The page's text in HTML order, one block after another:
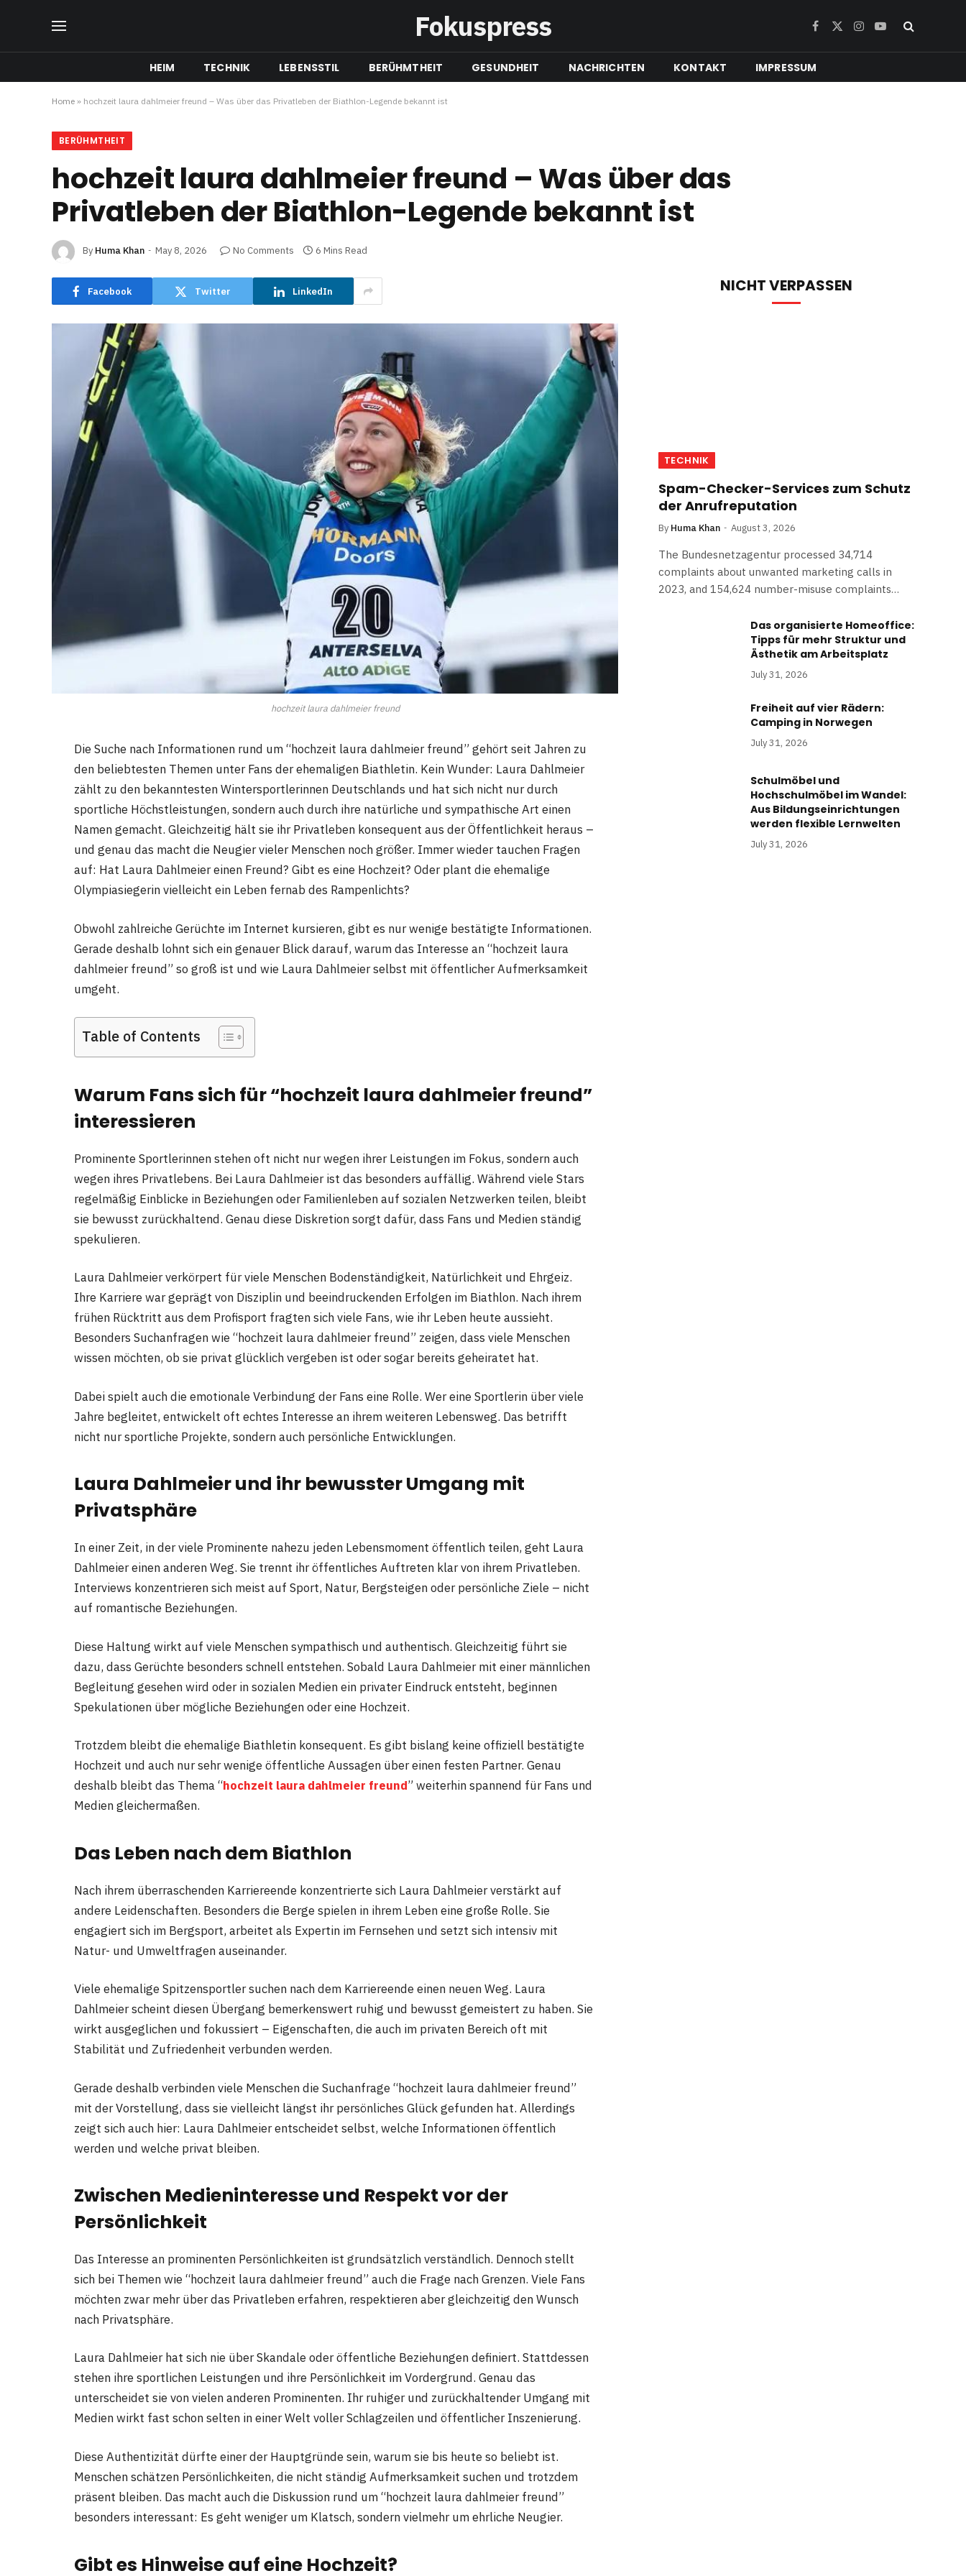
Fokuspress Facebook
X
Instagram
YouTube
HEIM TECHNIK LEBENSSTIL BERÜHMTHEIT GESUNDHEIT NACHRICHTEN KONTAKT IMPRESSUM
Home » hochzeit laura dahlmeier freund – Was über das Privatleben der Biathlon-Legende bekannt ist
BERÜHMTHEIT
hochzeit laura dahlmeier freund – Was über das
Privatleben der Biathlon-Legende bekannt ist
By Huma Khan May 8, 2026 No Comments 6 Mins Read
Facebook Twitter LinkedIn
hochzeit laura dahlmeier freund
Die Suche nach Informationen rund um “hochzeit laura dahlmeier freund” gehört seit Jahren zu
den beliebtesten Themen unter Fans der ehemaligen Biathletin. Kein Wunder: Laura Dahlmeier
zählt zu den bekanntesten Wintersportlerinnen Deutschlands und hat sich nicht nur durch
sportliche Höchstleistungen, sondern auch durch ihre natürliche und sympathische Art einen
Namen gemacht. Gleichzeitig hält sie ihr Privatleben konsequent aus der Öffentlichkeit heraus –
und genau das macht die Neugier vieler Menschen noch größer. Immer wieder tauchen Fragen
auf: Hat Laura Dahlmeier einen Freund? Gibt es eine Hochzeit? Oder plant die ehemalige
Olympiasiegerin vielleicht ein Leben fernab des Rampenlichts?
Obwohl zahlreiche Gerüchte im Internet kursieren, gibt es nur wenige bestätigte Informationen.
Gerade deshalb lohnt sich ein genauer Blick darauf, warum das Interesse an “hochzeit laura
dahlmeier freund” so groß ist und wie Laura Dahlmeier selbst mit öffentlicher Aufmerksamkeit
umgeht.
Table of Contents
Warum Fans sich für “hochzeit laura dahlmeier freund”
interessieren
Prominente Sportlerinnen stehen oft nicht nur wegen ihrer Leistungen im Fokus, sondern auch
wegen ihres Privatlebens. Bei Laura Dahlmeier ist das besonders auffällig. Während viele Stars
regelmäßig Einblicke in Beziehungen oder Familienleben auf sozialen Netzwerken teilen, bleibt
sie bewusst zurückhaltend. Genau diese Diskretion sorgt dafür, dass Fans und Medien ständig
spekulieren.
Laura Dahlmeier verkörpert für viele Menschen Bodenständigkeit, Natürlichkeit und Ehrgeiz.
Ihre Karriere war geprägt von Disziplin und beeindruckenden Erfolgen im Biathlon. Nach ihrem
frühen Rücktritt aus dem Profisport fragten sich viele Fans, wie ihr Leben heute aussieht.
Besonders Suchanfragen wie “hochzeit laura dahlmeier freund” zeigen, dass viele Menschen
wissen möchten, ob sie privat glücklich vergeben ist oder sogar bereits geheiratet hat.
Dabei spielt auch die emotionale Verbindung der Fans eine Rolle. Wer eine Sportlerin über viele
Jahre begleitet, entwickelt oft echtes Interesse an ihrem weiteren Lebensweg. Das betrifft
nicht nur sportliche Projekte, sondern auch persönliche Entwicklungen.
Laura Dahlmeier und ihr bewusster Umgang mit
Privatsphäre
In einer Zeit, in der viele Prominente nahezu jeden Lebensmoment öffentlich teilen, geht Laura
Dahlmeier einen anderen Weg. Sie trennt ihr öffentliches Auftreten klar von ihrem Privatleben.
Interviews konzentrieren sich meist auf Sport, Natur, Bergsteigen oder persönliche Ziele – nicht
auf romantische Beziehungen.
Diese Haltung wirkt auf viele Menschen sympathisch und authentisch. Gleichzeitig führt sie
dazu, dass Gerüchte besonders schnell entstehen. Sobald Laura Dahlmeier mit einer männlichen
Begleitung gesehen wird oder in sozialen Medien ein privater Eindruck entsteht, beginnen
Spekulationen über mögliche Beziehungen oder eine Hochzeit.
Trotzdem bleibt die ehemalige Biathletin konsequent. Es gibt bislang keine offiziell bestätigte
Hochzeit und auch nur sehr wenige öffentliche Aussagen über einen festen Partner. Genau
deshalb bleibt das Thema “hochzeit laura dahlmeier freund” weiterhin spannend für Fans und
Medien gleichermaßen.
Das Leben nach dem Biathlon
Nach ihrem überraschenden Karriereende konzentrierte sich Laura Dahlmeier verstärkt auf
andere Leidenschaften. Besonders die Berge spielen in ihrem Leben eine große Rolle. Sie
engagiert sich im Bergsport, arbeitet als Expertin im Fernsehen und setzt sich intensiv mit
Natur- und Umweltfragen auseinander.
Viele ehemalige Spitzensportler suchen nach dem Karriereende einen neuen Weg. Laura
Dahlmeier scheint diesen Übergang bemerkenswert ruhig und bewusst gemeistert zu haben. Sie
wirkt ausgeglichen und fokussiert – Eigenschaften, die auch im privaten Bereich oft mit
Stabilität und Zufriedenheit verbunden werden.
Gerade deshalb verbinden viele Menschen die Suchanfrage “hochzeit laura dahlmeier freund”
mit der Vorstellung, dass sie vielleicht längst ihr persönliches Glück gefunden hat. Allerdings
zeigt sich auch hier: Laura Dahlmeier entscheidet selbst, welche Informationen öffentlich
werden und welche privat bleiben.
Zwischen Medieninteresse und Respekt vor der
Persönlichkeit
Das Interesse an prominenten Persönlichkeiten ist grundsätzlich verständlich. Dennoch stellt
sich bei Themen wie “hochzeit laura dahlmeier freund” auch die Frage nach Grenzen. Viele Fans
möchten zwar mehr über das Privatleben erfahren, respektieren aber gleichzeitig den Wunsch
nach Privatsphäre.
Laura Dahlmeier hat sich nie über Skandale oder öffentliche Beziehungen definiert. Stattdessen
stehen ihre sportlichen Leistungen und ihre Persönlichkeit im Vordergrund. Genau das
unterscheidet sie von vielen anderen Prominenten. Ihr ruhiger und zurückhaltender Umgang mit
Medien wirkt fast schon selten in einer Welt voller Schlagzeilen und öffentlicher Inszenierung.
Diese Authentizität dürfte einer der Hauptgründe sein, warum sie bis heute so beliebt ist.
Menschen schätzen Persönlichkeiten, die nicht ständig Aufmerksamkeit suchen und trotzdem
präsent bleiben. Das macht auch die Diskussion rund um “hochzeit laura dahlmeier freund”
besonders interessant: Es geht weniger um Klatsch, sondern vielmehr um ehrliche Neugier.
Gibt es Hinweise auf eine Hochzeit?
NICHT VERPASSEN
TECHNIK
Spam-Checker-Services zum Schutz
der Anrufreputation
By Huma Khan August 3, 2026
The Bundesnetzagentur processed 34,714
complaints about unwanted marketing calls in
2023, and 154,624 number-misuse complaints…
Das organisierte Homeoffice:
Tipps für mehr Struktur und
Ästhetik am Arbeitsplatz
July 31, 2026
Freiheit auf vier Rädern:
Camping in Norwegen
July 31, 2026
Schulmöbel und
Hochschulmöbel im Wandel:
Aus Bildungseinrichtungen
werden flexible Lernwelten
July 31, 2026